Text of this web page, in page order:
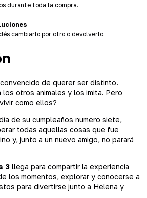
durante toda la compra.
cambiarlo por otro o devolverlo.
de querer ser distinto.
los otros animales y los imita. Pero
como ellos?
de su cumpleaños numero siete,
todas aquellas cosas que fue
y, junto a un nuevo amigo, no parará
3 llega para compartir la experiencia
los momentos, explorar y conocerse a
para divertirse junto a Helena y